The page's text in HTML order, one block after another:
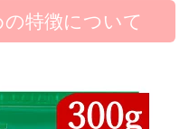
特徴について